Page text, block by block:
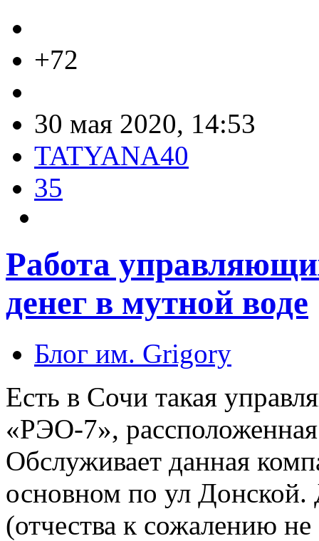
+72
30 мая 2020, 14:53
TATYANA40
35
Работа
денег в мутной воде
Блог им. Grigory
Есть в Сочи такая
«РЭО-7»,
Обслуживает данная
основном по ул
(отчества к сожалению